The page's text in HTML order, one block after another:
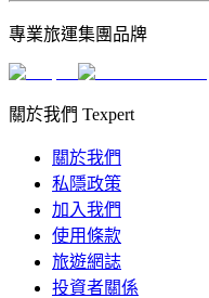
專業旅運集團品牌
關於我們 Texpert
關於我們
私隱政策
加入我們
使用條款
旅遊網誌
投資者關係